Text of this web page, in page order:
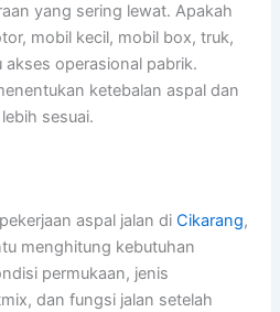
yang sering lewat. Apakah
mobil kecil, mobil box, truk,
operasional pabrik.
ketebalan aspal dan
sesuai.
aspal jalan diCikarang,
menghitung kebutuhan
permukaan, jenis
dan fungsi jalan setelah